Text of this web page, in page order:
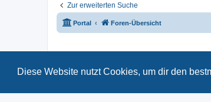
Diese Website nutzt Cookies, um dir den
Zur erweiterten Suche
Portal Foren-Übersicht